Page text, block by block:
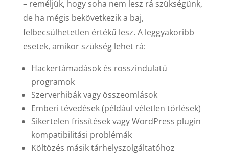
– reméljük, hogy soha nem lesz rá szükségünk,
de ha mégis bekövetkezik a baj,
felbecsülhetetlen értékű lesz. A leggyakoribb
esetek, amikor szükség lehet rá:
Hackertámadások és rosszindulatú
programok
Szerverhibák vagy összeomlások
Emberi tévedések (például véletlen törlések)
Sikertelen frissítések vagy WordPress plugin
kompatibilitási problémák
Költözés másik tárhelyszolgáltatóhoz